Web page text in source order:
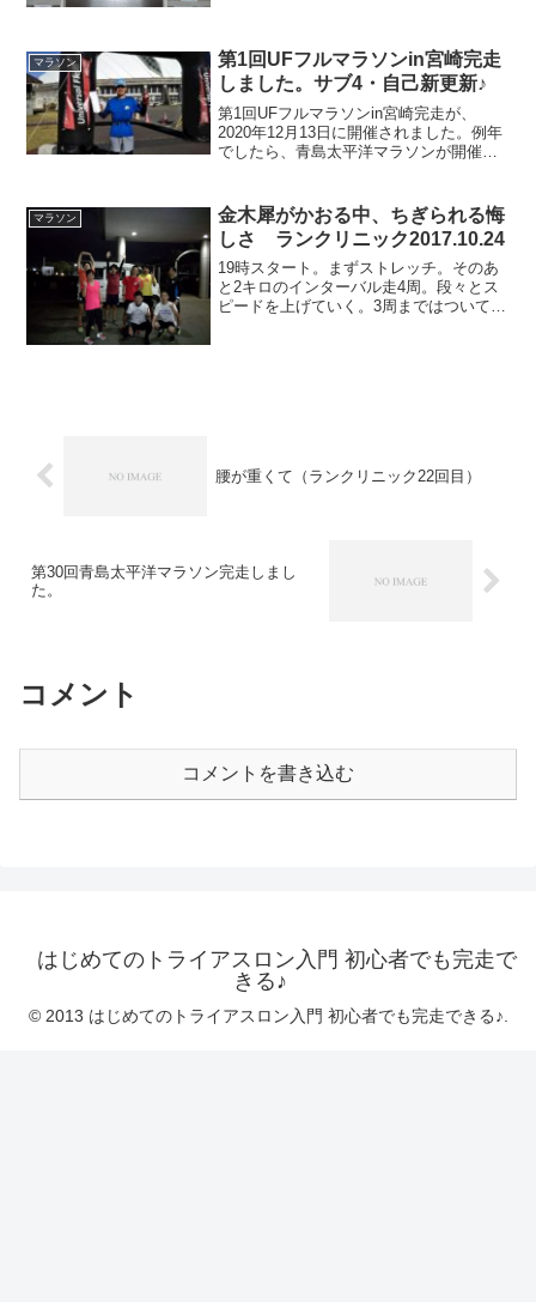
てきました。ランク...
マラソン
第1回UFフルマラソンin宮崎完走
しました。サブ4・自己新更新♪
第1回UFフルマラソンin宮崎完走が、
2020年12月13日に開催されました。例年
でしたら、青島太平洋マラソンが開催さ
ールドが開催してくれた小規模なマラソ
ン大会が第1回...
マラソン
金木犀がかおる中、ちぎられる悔
しさ ランクリニック2017.10.24
19時スタート。まずストレッチ。そのあ
と2キロのインターバル走4周。段々とス
ピードを上げていく。3周まではついてい
腰が重くて（ランクリニック22回目）
第30回青島太平洋マラソン完走しまし
た。
コメント
コメントを書き込む
はじめてのトライアスロン入門 初心者でも完走で
きる♪
© 2013 はじめてのトライアスロン入門 初心者でも完走できる♪.